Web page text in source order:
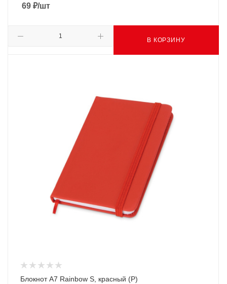
69 ₽/шт
В КОРЗИНУ
Блокнот A7 Rainbow S, красный (Р)